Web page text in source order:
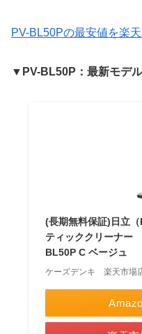
PV-BL50Pの最安値を楽
▼PV-BL50P：最新モデ
(長期無料保証)日立
ティッククリーナー
BL50P C ベージュ
ケーズデンキ 楽天市場